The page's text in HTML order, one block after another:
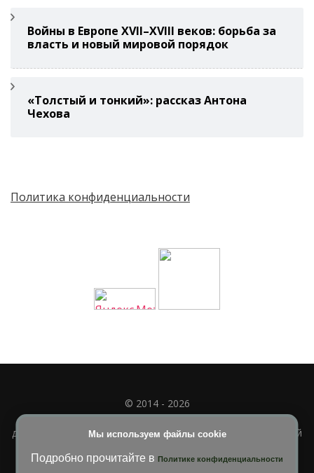
Войны в Европе XVII–XVIII веков: борьба за
власть и новый мировой порядок
«Толстый и тонкий»: рассказ Антона
Чехова
Политика конфиденциальности
Мы используем файлы cookie
Подробно прочитайте в Политике конфиденциальности
© 2014 - 2026
Полное или частичное использование материала
допускается только при наличии активной и индексируемой